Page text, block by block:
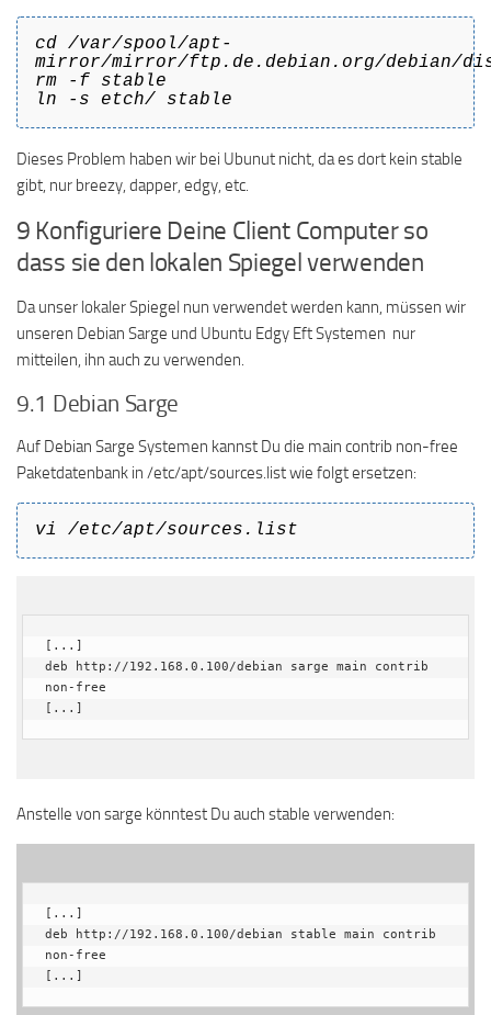
cd /var/spool/apt-
mirror/mirror/ftp.de.debian.org/debian/
rm -f stable
ln -s etch/ stable
Dieses Problem haben wir bei Ubunut nicht, da es dort kein stable
gibt, nur breezy, dapper, edgy, etc.
9 Konfiguriere Deine Client Computer so
dass sie den lokalen Spiegel verwenden
Da unser lokaler Spiegel nun verwendet werden kann, müssen wir
unseren Debian Sarge und Ubuntu Edgy Eft Systemen nur
mitteilen, ihn auch zu verwenden.
9.1 Debian Sarge
Auf Debian Sarge Systemen kannst Du die main contrib non-free
Paketdatenbank in /etc/apt/sources.list wie folgt ersetzen:
vi /etc/apt/sources.list
[...]
deb http://192.168.0.100/debian sarge main contrib
non-free
[...]
Anstelle von sarge könntest Du auch stable verwenden:
[...]
deb http://192.168.0.100/debian stable main contrib
non-free
[...]